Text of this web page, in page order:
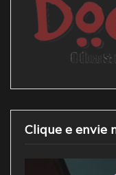
Clique e envie